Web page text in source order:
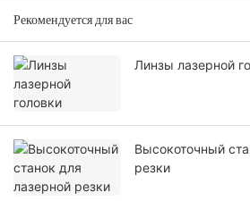
Рекомендуется для вас
Линзы лазерной
Высокоточный
резки